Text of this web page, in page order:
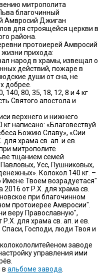
митрополита
благочинный
Амвросий Джиган
для строящейся церкви в
района.
протоиерей Амвросий
жизни прихода:
народ в храмы, извещал о
действий, пожаре в
души от сна, не
добрее.
80, 35, 18, 12, 8 и 4 кг
Святого апостола и
верхнего и нижнего
написано: «Благовествуй
Божию Славу», «Сии
для храма св. ап. и ев.
митрополите
тщанием семей
Усс, Пушниковых,
Колокол 140 кг. –
Твоем возрадуетася"
2016 от Р.Х. для храма св.
при благочинном
протоиерее Амвросии".
веру Православную",
для храма св. ап. и ев.
Господи, люди Твоя и
заводе
управления ими
в альбоме завода.